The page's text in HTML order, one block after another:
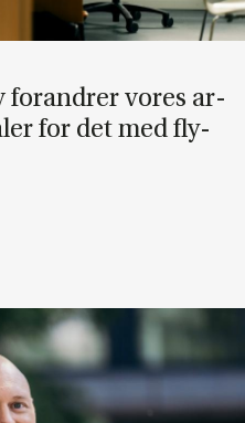
for­an­drer vo­res ar­
for det med fly­
for­an­drer vo­res